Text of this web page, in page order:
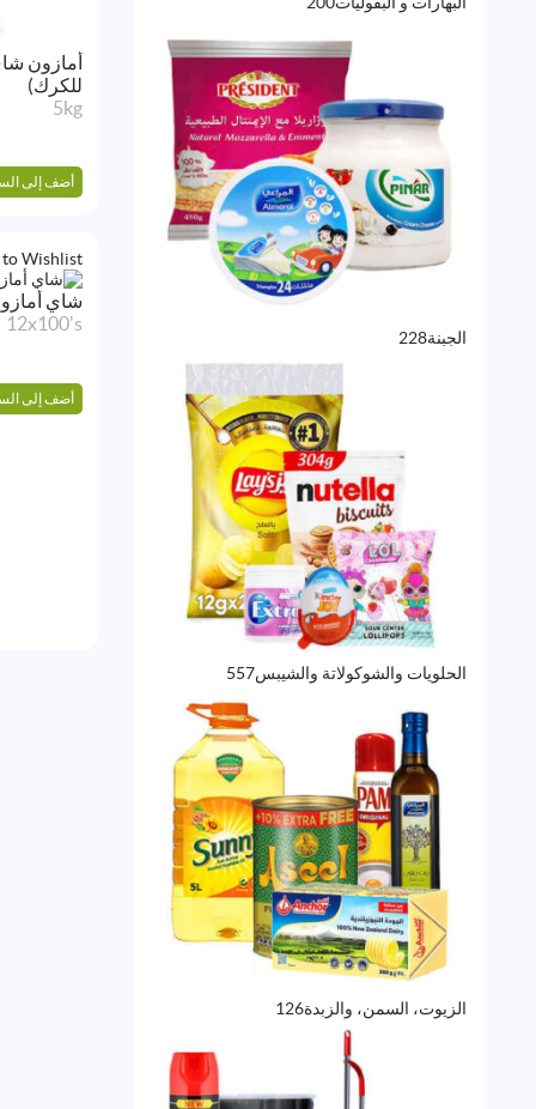
الجبنة228
228
الحلويات والشوكولاتة والشيبس557
557
الزيوت، السمن، والزبدة126
126
أمازون
للكرك)
5kg
أضف إلى
Wishlist
شاي
12x100's
أضف إلى